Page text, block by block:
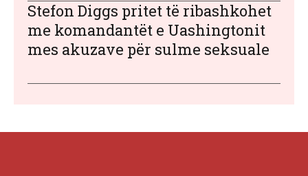
Stefon Diggs pritet të ribashkohet
me komandantët e Uashingtonit
mes akuzave për sulme seksuale